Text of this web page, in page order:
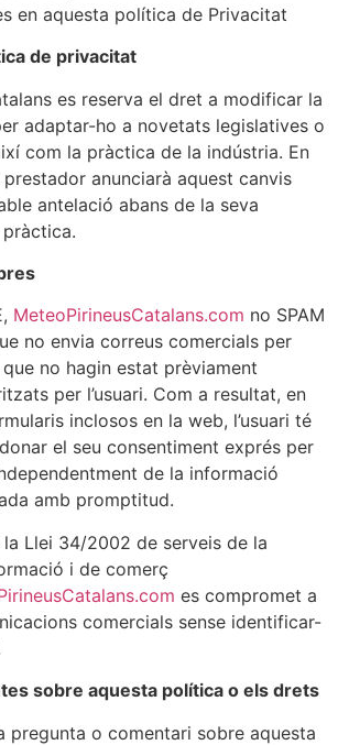
en aquesta política de Privacitat
de privacitat
es reserva el dret a modificar la
adaptar-ho a novetats legislatives o
com la pràctica de la indústria. En
anunciarà aquest canvis
antelació abans de la seva
MeteoPirineusCatalans.com no SPAM
no envia correus comercials per
no hagin estat prèviament
per l’usuari. Com a resultat, en
inclosos en la web, l’usuari té
el seu consentiment exprés per
de la informació
amb promptitud.
Llei 34/2002 de serveis de la
i de comerç
es compromet a
comercials sense identificar-
sobre aquesta política o els drets
pregunta o comentari sobre aquesta